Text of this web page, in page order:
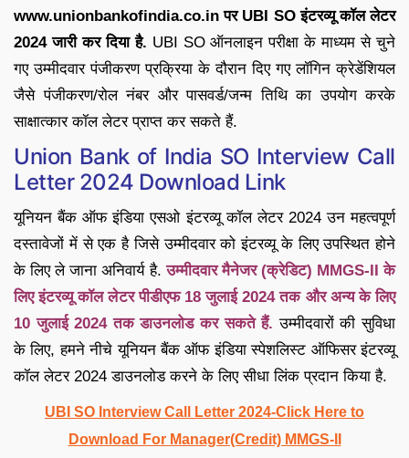
www.unionbankofindia.co.in पर UBI SO इंटरव्यू कॉल लेटर
2024 जारी कर दिया है. UBI SO ऑनलाइन परीक्षा के माध्यम से चुने
गए उम्मीदवार पंजीकरण प्रक्रिया के दौरान दिए गए लॉगिन क्रेडेंशियल
जैसे पंजीकरण/रोल नंबर और पासवर्ड/जन्म तिथि का उपयोग करके
साक्षात्कार कॉल लेटर प्राप्त कर सकते हैं.
Union Bank of India SO Interview Call
Letter 2024 Download Link
यूनियन बैंक ऑफ इंडिया एसओ इंटरव्यू कॉल लेटर 2024 उन महत्वपूर्ण
दस्तावेजों में से एक है जिसे उम्मीदवार को इंटरव्यू के लिए उपस्थित होने
के लिए ले जाना अनिवार्य है.उम्मीदवार मैनेजर (क्रेडिट) MMGS-II के
लिए इंटरव्यू कॉल लेटर पीडीएफ 18 जुलाई 2024 तक और अन्य के लिए
10 जुलाई 2024 तक डाउनलोड कर सकते हैं. उम्मीदवारों की सुविधा
के लिए, हमने नीचे यूनियन बैंक ऑफ इंडिया स्पेशलिस्ट ऑफिसर इंटरव्यू
कॉल लेटर 2024 डाउनलोड करने के लिए सीधा लिंक प्रदान किया है.
UBI SO Interview Call Letter 2024-Click Here to
Download For Manager(Credit) MMGS-II